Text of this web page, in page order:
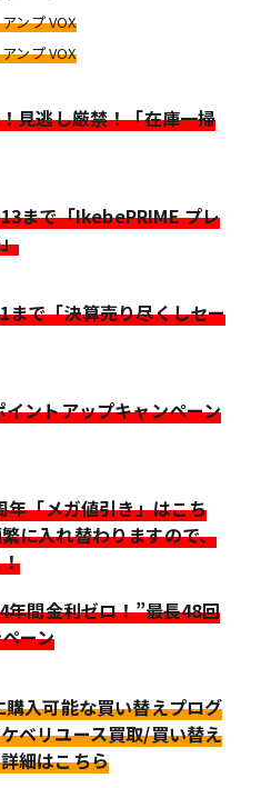
ンプ VOX
ンプ VOX
見逃し厳禁！「在庫一掃
まで「IkebePRIME プレ
で「決算売り尽くしセー
ントアップキャンペーン
年「メガ値引き」はこち
に入れ替わりますので、
年間金利ゼロ！”最長48回
ーン
入可能な買い替えプログ
ベリユース買取/買い替え
細はこちら